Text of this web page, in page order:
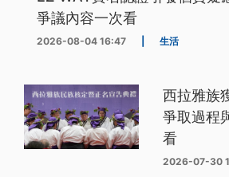
爭議內容一次看
2026-08-04 16:47 生活
西拉雅族
爭取過程
看
2026-07-30